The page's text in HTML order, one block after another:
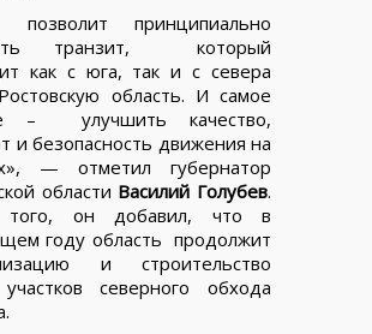
принципиально
транзит, который
как с юга, так и с севера
область. И самое
– улучшить качество,
и безопасность движения на
— отметил губернатор
области Василий Голубев.
того, он добавил, что в
году область продолжит
и строительство
северного обхода